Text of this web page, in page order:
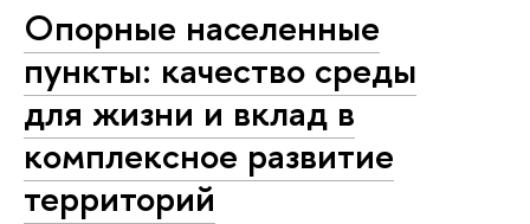
Опорные населенные
пункты: качество среды
для жизни и вклад в
комплексное развитие
территорий